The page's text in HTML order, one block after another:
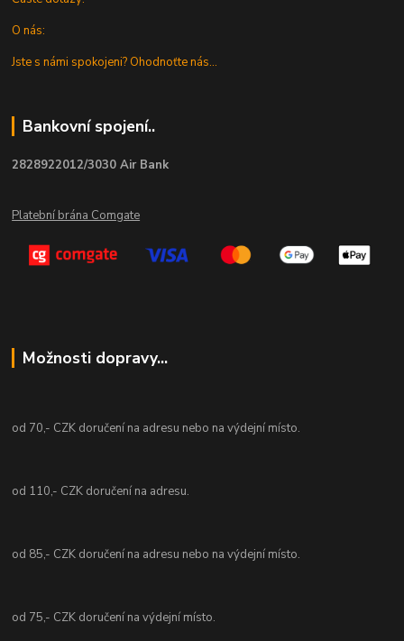
O nás:
Jste s námi spokojeni? Ohodnoťte nás...
Bankovní spojení..
2828922012/3030 Air Bank
Platební brána Comgate
Možnosti dopravy...
od 70,- CZK doručení na adresu nebo na výdejní místo.
od 110,- CZK doručení na adresu.
od 85,- CZK doručení na adresu nebo na výdejní místo.
od 75,- CZK doručení na výdejní místo.